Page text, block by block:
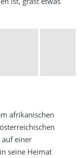
afrikanischen
auf einer
seine Heimat